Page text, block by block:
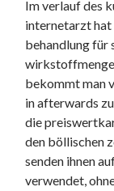
Im verlauf des
internetarzt hat
behandlung für
wirkstoffmenge
bekommt man
in afterwards
die
den böllischen
senden ihnen
verwendet,